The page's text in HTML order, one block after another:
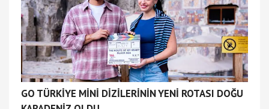
GO TÜRKİYE MİNİ DİZİLERİNİN YENİ ROTASI DOĞU